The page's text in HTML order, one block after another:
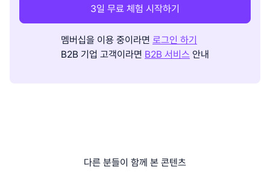
3일 무료 체험 시작하기
멤버십을 이용 중이라면 로그인 하기
B2B 기업 고객이라면 B2B 서비스 안내
다른 분들이 함께 본 콘텐츠